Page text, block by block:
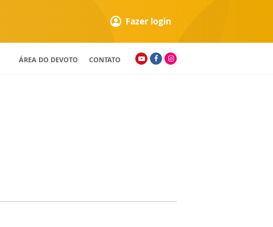
Fazer login
ÁREA DO DEVOTO CONTATO